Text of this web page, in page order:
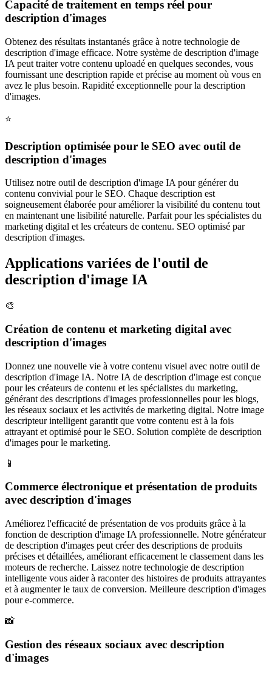
Capacité de traitement en temps réel pour
description d'images
Obtenez des résultats instantanés grâce à notre technologie de
description d'image efficace. Notre système de description d'image
IA peut traiter votre contenu uploadé en quelques secondes, vous
fournissant une description rapide et précise au moment où vous en
avez le plus besoin. Rapidité exceptionnelle pour la description
d'images.
⭐️
Description optimisée pour le SEO avec outil de
description d'images
Utilisez notre outil de description d'image IA pour générer du
contenu convivial pour le SEO. Chaque description est
soigneusement élaborée pour améliorer la visibilité du contenu tout
en maintenant une lisibilité naturelle. Parfait pour les spécialistes du
marketing digital et les créateurs de contenu. SEO optimisé par
description d'images.
Applications variées de l'outil de
description d'image IA
🎨
Création de contenu et marketing digital avec
description d'images
Donnez une nouvelle vie à votre contenu visuel avec notre outil de
description d'image IA. Notre IA de description d'image est conçue
pour les créateurs de contenu et les spécialistes du marketing,
générant des descriptions d'images professionnelles pour les blogs,
les réseaux sociaux et les activités de marketing digital. Notre image
descripteur intelligent garantit que votre contenu est à la fois
attrayant et optimisé pour le SEO. Solution complète de description
d'images pour le marketing.
📱
Commerce électronique et présentation de produits
avec description d'images
Améliorez l'efficacité de présentation de vos produits grâce à la
fonction de description d'image IA professionnelle. Notre générateur
de description d'images peut créer des descriptions de produits
précises et détaillées, améliorant efficacement le classement dans les
moteurs de recherche. Laissez notre technologie de description
intelligente vous aider à raconter des histoires de produits attrayantes
et à augmenter le taux de conversion. Meilleure description d'images
pour e-commerce.
📸
Gestion des réseaux sociaux avec description
d'images